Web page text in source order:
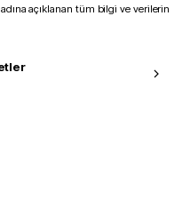
açıklanan tüm bilgi ve verilerin